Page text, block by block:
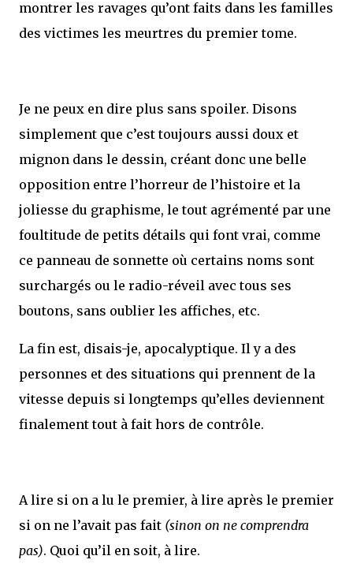
montrer les ravages qu’ont faits dans les familles
des victimes les meurtres du premier tome.
Je ne peux en dire plus sans spoiler. Disons
simplement que c’est toujours aussi doux et
mignon dans le dessin, créant donc une belle
opposition entre l’horreur de l’histoire et la
joliesse du graphisme, le tout agrémenté par une
foultitude de petits détails qui font vrai, comme
ce panneau de sonnette où certains noms sont
surchargés ou le radio-réveil avec tous ses
boutons, sans oublier les affiches, etc.
La fin est, disais-je, apocalyptique. Il y a des
personnes et des situations qui prennent de la
vitesse depuis si longtemps qu’elles deviennent
finalement tout à fait hors de contrôle.
A lire si on a lu le premier, à lire après le premier
si on ne l’avait pas fait (sinon on ne comprendra
pas). Quoi qu’il en soit, à lire.